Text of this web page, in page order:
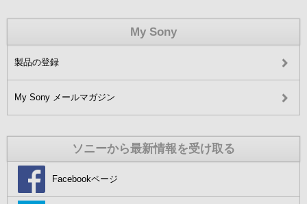
My Sony
製品の登録
My Sony メールマガジン
ソニーから最新情報を受け取る
Facebookページ